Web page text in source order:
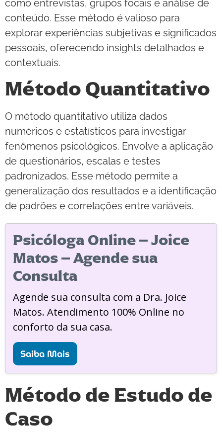
como entrevistas, grupos focais e análise de
conteúdo. Esse método é valioso para
explorar experiências subjetivas e significados
pessoais, oferecendo insights detalhados e
contextuais.
Método Quantitativo
O método quantitativo utiliza dados
numéricos e estatísticos para investigar
fenômenos psicológicos. Envolve a aplicação
de questionários, escalas e testes
padronizados. Esse método permite a
generalização dos resultados e a identificação
de padrões e correlações entre variáveis.
Psicóloga Online – Joice
Matos – Agende sua
Consulta
Agende sua consulta com a Dra. Joice
Matos. Atendimento 100% Online no
conforto da sua casa.
Saiba Mais
Método de Estudo de
Caso